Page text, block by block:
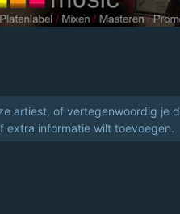
artiest, of vertegenwoordig je
extra informatie wilt toevoegen.